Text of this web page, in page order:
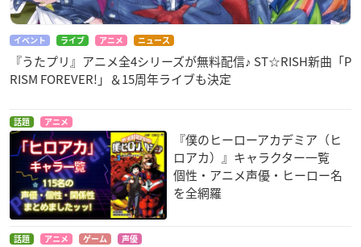
イベント ライブ アニメ ニュース
『うたプリ』アニメ全4シリーズが無料配信♪ ST☆RISH新曲「P
RISM FOREVER!」＆15周年ライブも決定
話題 アニメ
『僕のヒーローアカデミア（ヒ
ロアカ）』キャラクター一覧
個性・アニメ声優・ヒーロー名
を全網羅
話題 アニメ ゲーム 声優